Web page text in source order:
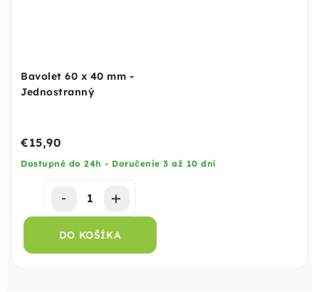
Bavolet 60 x 40 mm -
Jednostranný
Dostupné do 24h - Doručenie 3 až 10 dní
€15,90
DO KOŠÍKA